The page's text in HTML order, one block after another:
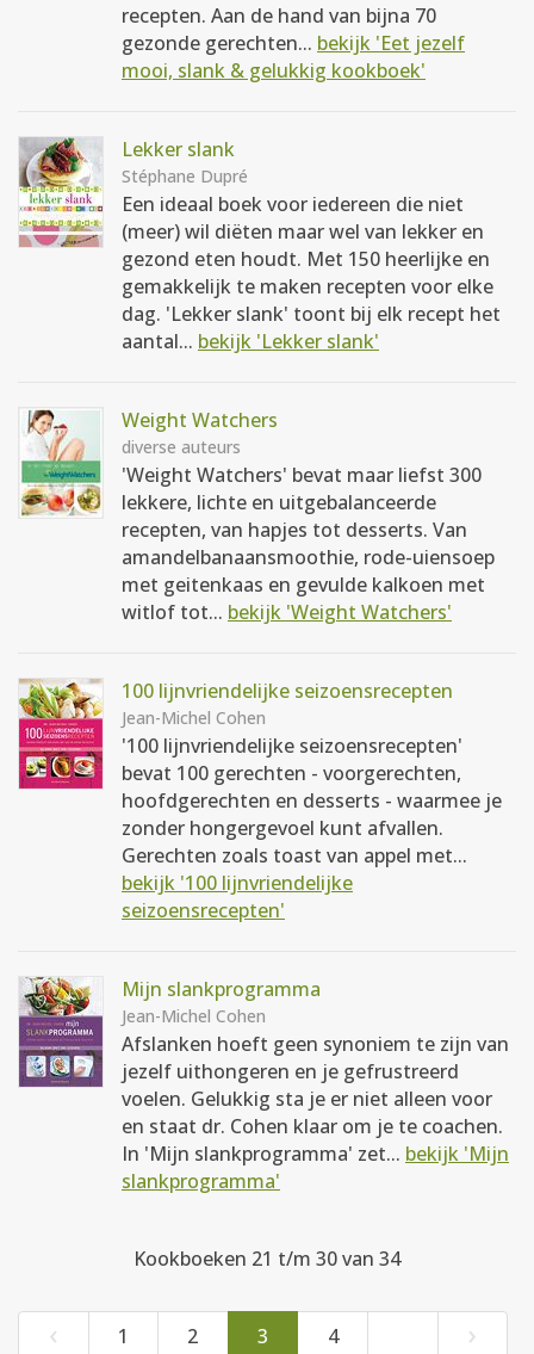
recepten. Aan de hand van bijna 70
gezonde gerechten... bekijk 'Eet jezelf
mooi, slank & gelukkig kookboek'
Lekker slank
Stéphane Dupré
Een ideaal boek voor iedereen die niet
(meer) wil diëten maar wel van lekker en
gezond eten houdt. Met 150 heerlijke en
gemakkelijk te maken recepten voor elke
dag. 'Lekker slank' toont bij elk recept het
aantal... bekijk 'Lekker slank'
Weight Watchers
diverse auteurs
'Weight Watchers' bevat maar liefst 300
lekkere, lichte en uitgebalanceerde
recepten, van hapjes tot desserts. Van
amandelbanaansmoothie, rode-uiensoep
met geitenkaas en gevulde kalkoen met
witlof tot... bekijk 'Weight Watchers'
100 lijnvriendelijke seizoensrecepten
Jean-Michel Cohen
'100 lijnvriendelijke seizoensrecepten'
bevat 100 gerechten - voorgerechten,
hoofdgerechten en desserts - waarmee je
zonder hongergevoel kunt afvallen.
Gerechten zoals toast van appel met...
bekijk '100 lijnvriendelijke
seizoensrecepten'
Mijn slankprogramma
Jean-Michel Cohen
Afslanken hoeft geen synoniem te zijn van
jezelf uithongeren en je gefrustreerd
voelen. Gelukkig sta je er niet alleen voor
en staat dr. Cohen klaar om je te coachen.
In 'Mijn slankprogramma' zet... bekijk 'Mijn
slankprogramma'
Kookboeken 21 t/m 30 van 34
‹ 1 2 3 4 ›